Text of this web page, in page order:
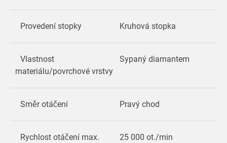
Provedení stopky Kruhová stopka
Vlastnost
materiálu/povrchové vrstvy
Sypaný diamantem
Směr otáčení Pravý chod
Rychlost otáčení max. 25 000 ot./min